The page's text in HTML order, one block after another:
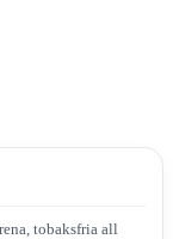
tobaksfria all